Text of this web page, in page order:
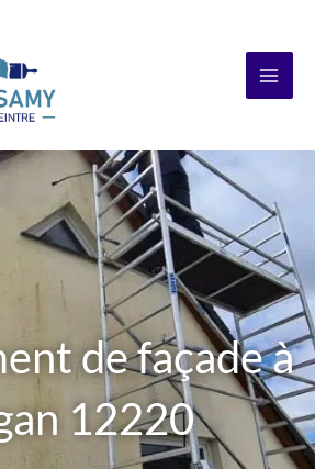
de façade à
12220